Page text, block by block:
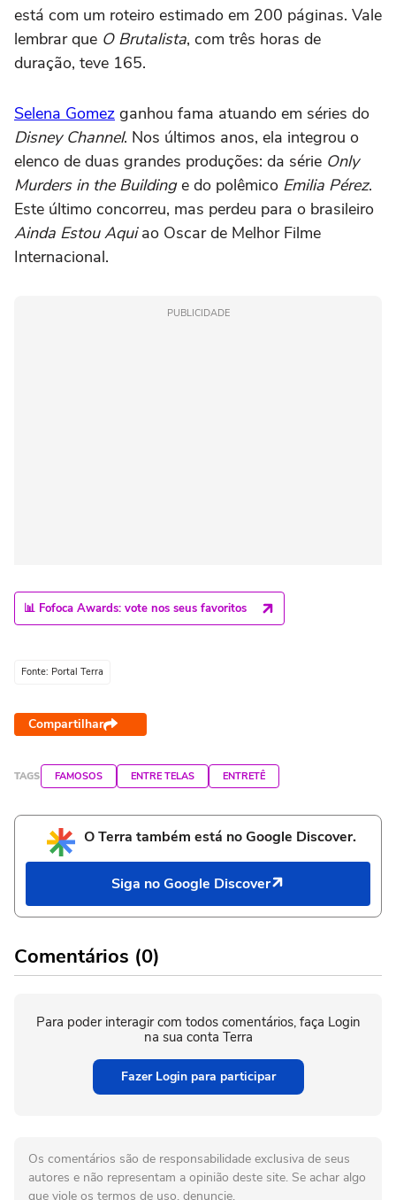
está com um roteiro estimado em 200 páginas. Vale
lembrar que O Brutalista, com três horas de
duração, teve 165.
Selena Gomez ganhou fama atuando em séries do
Disney Channel. Nos últimos anos, ela integrou o
elenco de duas grandes produções: da série Only
Murders in the Buildinge do polêmico Emilia Pérez.
Este último concorreu, mas perdeu para o brasileiro
Ainda Estou Aquiao Oscar de Melhor Filme
Internacional.
PUBLICIDADE
📊 Fofoca Awards: vote nos seus favoritos
Fonte: Portal Terra
Compartilhar
TAGS FAMOSOS ENTRE TELAS ENTRETÊ
O Terra também está no Google Discover.
Siga no Google Discover
Comentários (0)
Para poder interagir com todos comentários, faça Login
na sua conta Terra
Fazer Login para participar
Os comentários são de responsabilidade exclusiva de seus
autores e não representam a opinião deste site. Se achar algo
que viole os termos de uso, denuncie.